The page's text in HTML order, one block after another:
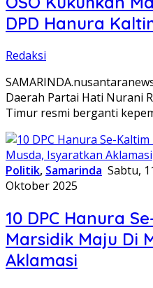
DPD Hanura
Redaksi
Daerah Partai Hati Nurani
Timur resmi berganti
Politik, Samarinda Sabtu,
Oktober 2025
10 DPC Hanura
Marsidik Maju Di
Aklamasi